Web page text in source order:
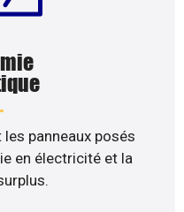
panneaux posés
en électricité et la